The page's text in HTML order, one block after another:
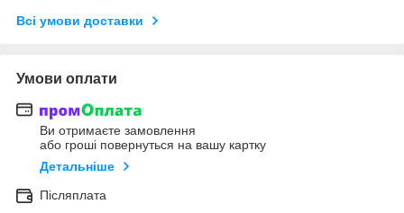
Всі умови доставки
Умови оплати
Ви отримаєте замовлення
або гроші повернуться на вашу картку
Детальніше
Післяплата